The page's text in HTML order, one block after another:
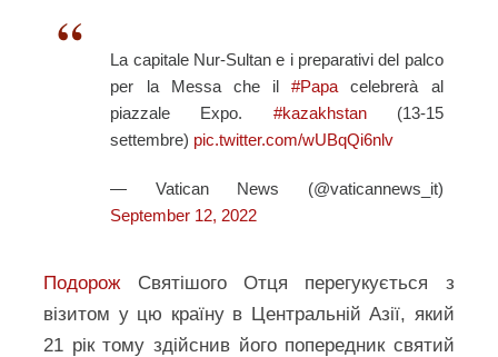
La capitale Nur-Sultan e i preparativi del palco
per la Messa che il#Papa celebrerà al
piazzale Expo. #kazakhstan(13-15
settembre) pic.twitter.com/wUBqQi6nlv
— Vatican News (@vaticannews_it)
September 12, 2022
Подорож Святішого Отця перегукується з
візитом у цю країну в Центральній Азії, який
21 рік тому здійснив його попередник святий